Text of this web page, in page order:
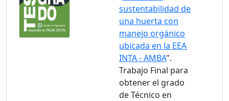
sustentabilidad de
una huerta con
manejo orgánico
ubicada en la EEA
INTA - AMBA".
Trabajo Final para
obtener el grado
de Técnico en